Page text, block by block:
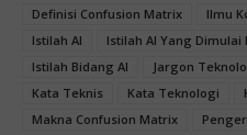
Definisi Confusion Matrix
Ilmu
Istilah AI
Istilah AI Yang Dimulai
Istilah Bidang AI
Jargon
Kata Teknis
Kata Teknologi
Makna Confusion Matrix